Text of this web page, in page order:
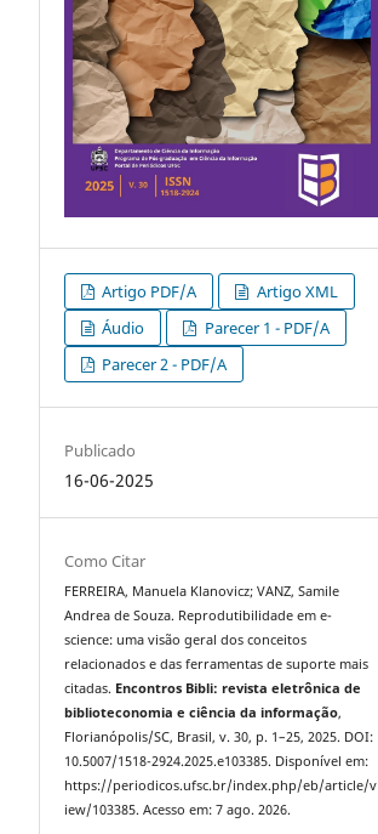
Artigo PDF/A
Artigo XML
Áudio
Parecer 1 - PDF/A
Parecer 2 - PDF/A
Publicado
16-06-2025
Como Citar
FERREIRA, Manuela Klanovicz; VANZ, Samile
Andrea de Souza. Reprodutibilidade em e-
science: uma visão geral dos conceitos
relacionados e das ferramentas de suporte mais
citadas. Encontros Bibli: revista eletrônica de
biblioteconomia e ciência da informação,
Florianópolis/SC, Brasil, v. 30, p. 1–25, 2025. DOI:
10.5007/1518-2924.2025.e103385. Disponível em:
https://periodicos.ufsc.br/index.php/eb/article/v
iew/103385. Acesso em: 7 ago. 2026.